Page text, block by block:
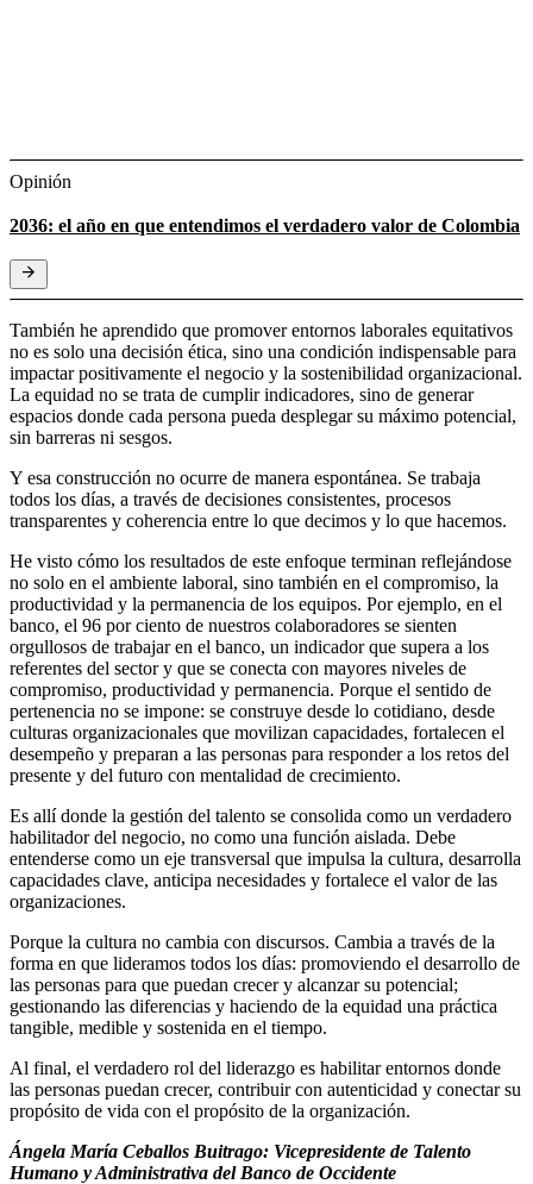
Opinión
2036: el año en que entendimos el verdadero valor de Colombia
También he aprendido que promover entornos laborales equitativos
no es solo una decisión ética, sino una condición indispensable para
impactar positivamente el negocio y la sostenibilidad organizacional.
La equidad no se trata de cumplir indicadores, sino de generar
espacios donde cada persona pueda desplegar su máximo potencial,
sin barreras ni sesgos.
Y esa construcción no ocurre de manera espontánea. Se trabaja
todos los días, a través de decisiones consistentes, procesos
transparentes y coherencia entre lo que decimos y lo que hacemos.
He visto cómo los resultados de este enfoque terminan reflejándose
no solo en el ambiente laboral, sino también en el compromiso, la
productividad y la permanencia de los equipos. Por ejemplo, en el
banco, el 96 por ciento de nuestros colaboradores se sienten
orgullosos de trabajar en el banco, un indicador que supera a los
referentes del sector y que se conecta con mayores niveles de
compromiso, productividad y permanencia. Porque el sentido de
pertenencia no se impone: se construye desde lo cotidiano, desde
culturas organizacionales que movilizan capacidades, fortalecen el
desempeño y preparan a las personas para responder a los retos del
presente y del futuro con mentalidad de crecimiento.
Es allí donde la gestión del talento se consolida como un verdadero
habilitador del negocio, no como una función aislada. Debe
entenderse como un eje transversal que impulsa la cultura, desarrolla
capacidades clave, anticipa necesidades y fortalece el valor de las
organizaciones.
Porque la cultura no cambia con discursos. Cambia a través de la
forma en que lideramos todos los días: promoviendo el desarrollo de
las personas para que puedan crecer y alcanzar su potencial;
gestionando las diferencias y haciendo de la equidad una práctica
tangible, medible y sostenida en el tiempo.
Al final, el verdadero rol del liderazgo es habilitar entornos donde
las personas puedan crecer, contribuir con autenticidad y conectar su
propósito de vida con el propósito de la organización.
Ángela María Ceballos Buitrago: Vicepresidente de Talento
Humano y Administrativa del Banco de Occidente